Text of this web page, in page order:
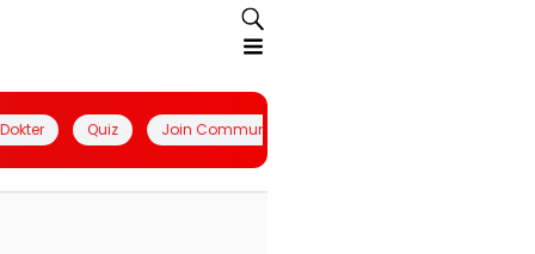
Quiz Join Community